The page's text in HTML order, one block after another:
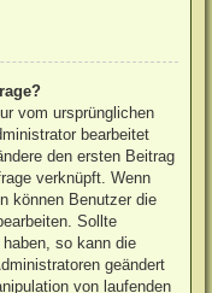
vom ursprünglichen
bearbeitet
den ersten Beitrag
verknüpft. Wenn
können Benutzer die
Sollte
so kann die
geändert
von laufenden